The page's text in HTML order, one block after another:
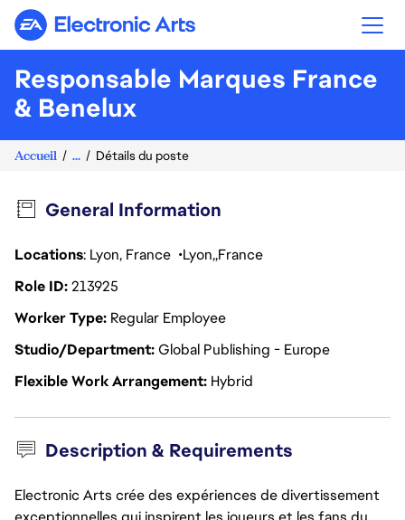
Electronic Arts
Responsable Marques France
& Benelux
Accueil ... Détails du poste
General Information
Locations: Lyon, France Lyon France
Role ID213925
Worker Type Regular Employee
Studio/DepartmentGlobal Publishing - Europe
Flexible Work Arrangement Hybrid
Description & Requirements
Electronic Arts crée des expériences de divertissement